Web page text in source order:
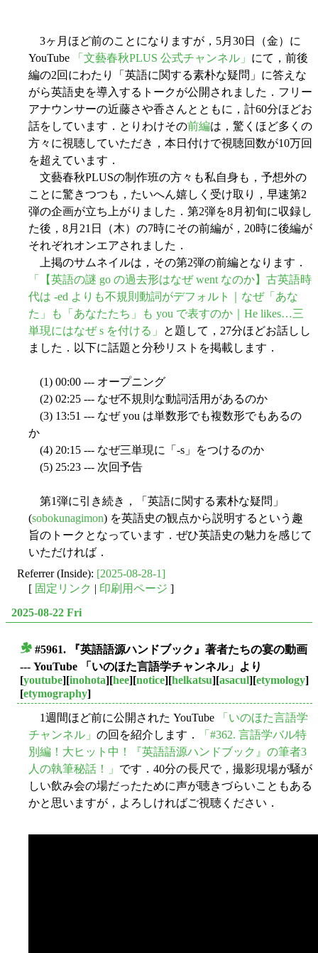
3ヶ月ほど前のことになりますが，5月30日（金）に
YouTube
「文藝春秋PLUS 公式チャンネル」 にて，前後
編の2回にわたり「英語に関する素朴な疑問」に答えな
がら英語史を導入するトークが公開されました．フリー
アナウンサーの近藤さや香さんとともに，計60分ほどお
話をしています．とりわけその前編は，驚くほど多くの
方々に視聴していただき，本日付けで視聴回数が10万回
を超えています．
文藝春秋PLUSの制作班の方々も私自身も，予想外の
ことに驚きつつも，たいへん嬉しく受け取り，早速第2
弾の企画が立ち上がりました．第2弾を8月初旬に収録し
た後，8月21日（木）の7時にその前編が，20時に後編が
それぞれオンエアされました．
上掲のサムネイルは，その第2弾の前編となります．
「【英語の謎 go の過去形はなぜ went なのか】古英語時
代は -ed よりも不規則動詞がデフォルト｜なぜ「あな
た」も「あなたたち」も you で表すのか｜He likes…三
単現にはなぜ s を付ける」
と題して，27分ほどお話しし
ました．以下に話題と分秒リストを掲載します．
(1) 00:00 --- オープニング
(2) 02:25 --- なぜ不規則な動詞活用があるのか
(3) 13:51 --- なぜ you は単数形でも複数形でもあるの
か
(4) 20:15 --- なぜ三単現に「-s」をつけるのか
(5) 25:23 --- 次回予告
第1弾に引き続き，「英語に関する素朴な疑問」
(sobokunagimon) を英語史の観点から説明するという趣
旨のトークとなっています．ぜひ英語史の魅力を感じて
いただければ．
Referrer (Inside): [2025-08-28-1]
[ 固定リンク | 印刷用ページ ]
2025-08-22 Fri
#5961. 『英語語源ハンドブック』著者たちの宴の動画
--- YouTube 「いのほた言語学チャンネル」より
[youtube][inohota][hee][notice][helkatsu][asacul][etymology]
[etymography]
1週間ほど前に公開された YouTube
「いのほた言語学
チャンネル」 の回を紹介します．
「#362. 言語学バル特
別編！大ヒット中！『英語語源ハンドブック』の筆者3
人の執筆秘話！」 です．40分の長尺で，撮影現場が騒が
しい飲み会の場だったために声が聴きづらいこともある
かと思いますが，よろしければご視聴ください．